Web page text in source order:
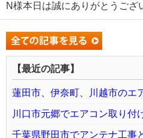
N様本日は誠にありがとうござ
【最近の記事】
蓮田市、伊奈町、川越市のエ
川口市元郷でエアコン取り付
千葉県野田市でアンテナ工事